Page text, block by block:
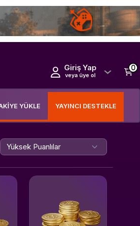
Giriş Yap
veya üye ol
0
YÜKLE YAYINCI DESTEKLE